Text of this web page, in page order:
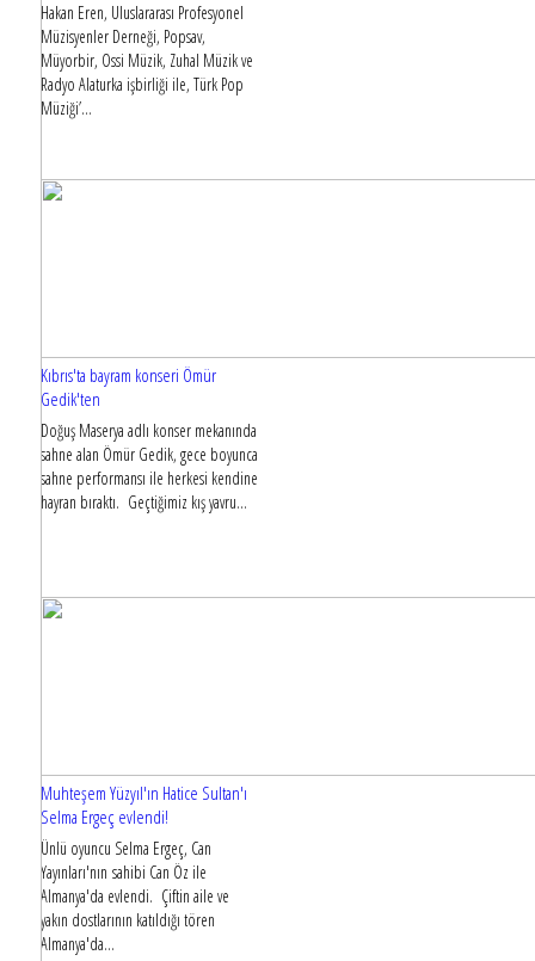
Hakan Eren, Uluslararası Profesyonel
Müzisyenler Derneği, Popsav,
Müyorbir, Ossi Müzik, Zuhal Müzik ve
Radyo Alaturka işbirliği ile, Türk Pop
Müziği’...
Kıbrıs'ta bayram konseri Ömür
Gedik'ten
Doğuş Maserya adlı konser mekanında
sahne alan Ömür Gedik, gece boyunca
sahne performansı ile herkesi kendine
hayran bıraktı. Geçtiğimiz kış yavru...
Muhteşem Yüzyıl'ın Hatice Sultan'ı
Selma Ergeç evlendi!
Ünlü oyuncu Selma Ergeç, Can
Yayınları'nın sahibi Can Öz ile
Almanya'da evlendi. Çiftin aile ve
yakın dostlarının katıldığı tören
Almanya'da...